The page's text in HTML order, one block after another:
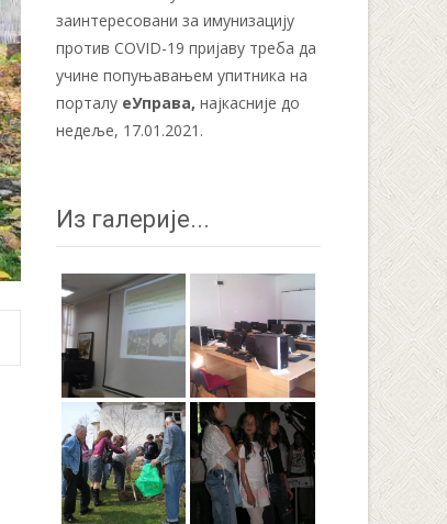
заинтересовани за имунизацију
против COVID-19 пријаву треба да
учине попуњавањем упитника на
порталу еУправа, најкасније до
недеље, 17.01.2021.
Из галерије...